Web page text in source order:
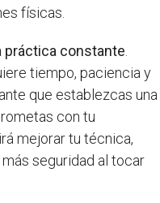
físicas.
práctica constante
tiempo, paciencia y
que establezcas una
con tu
mejorar tu técnica,
seguridad al tocar